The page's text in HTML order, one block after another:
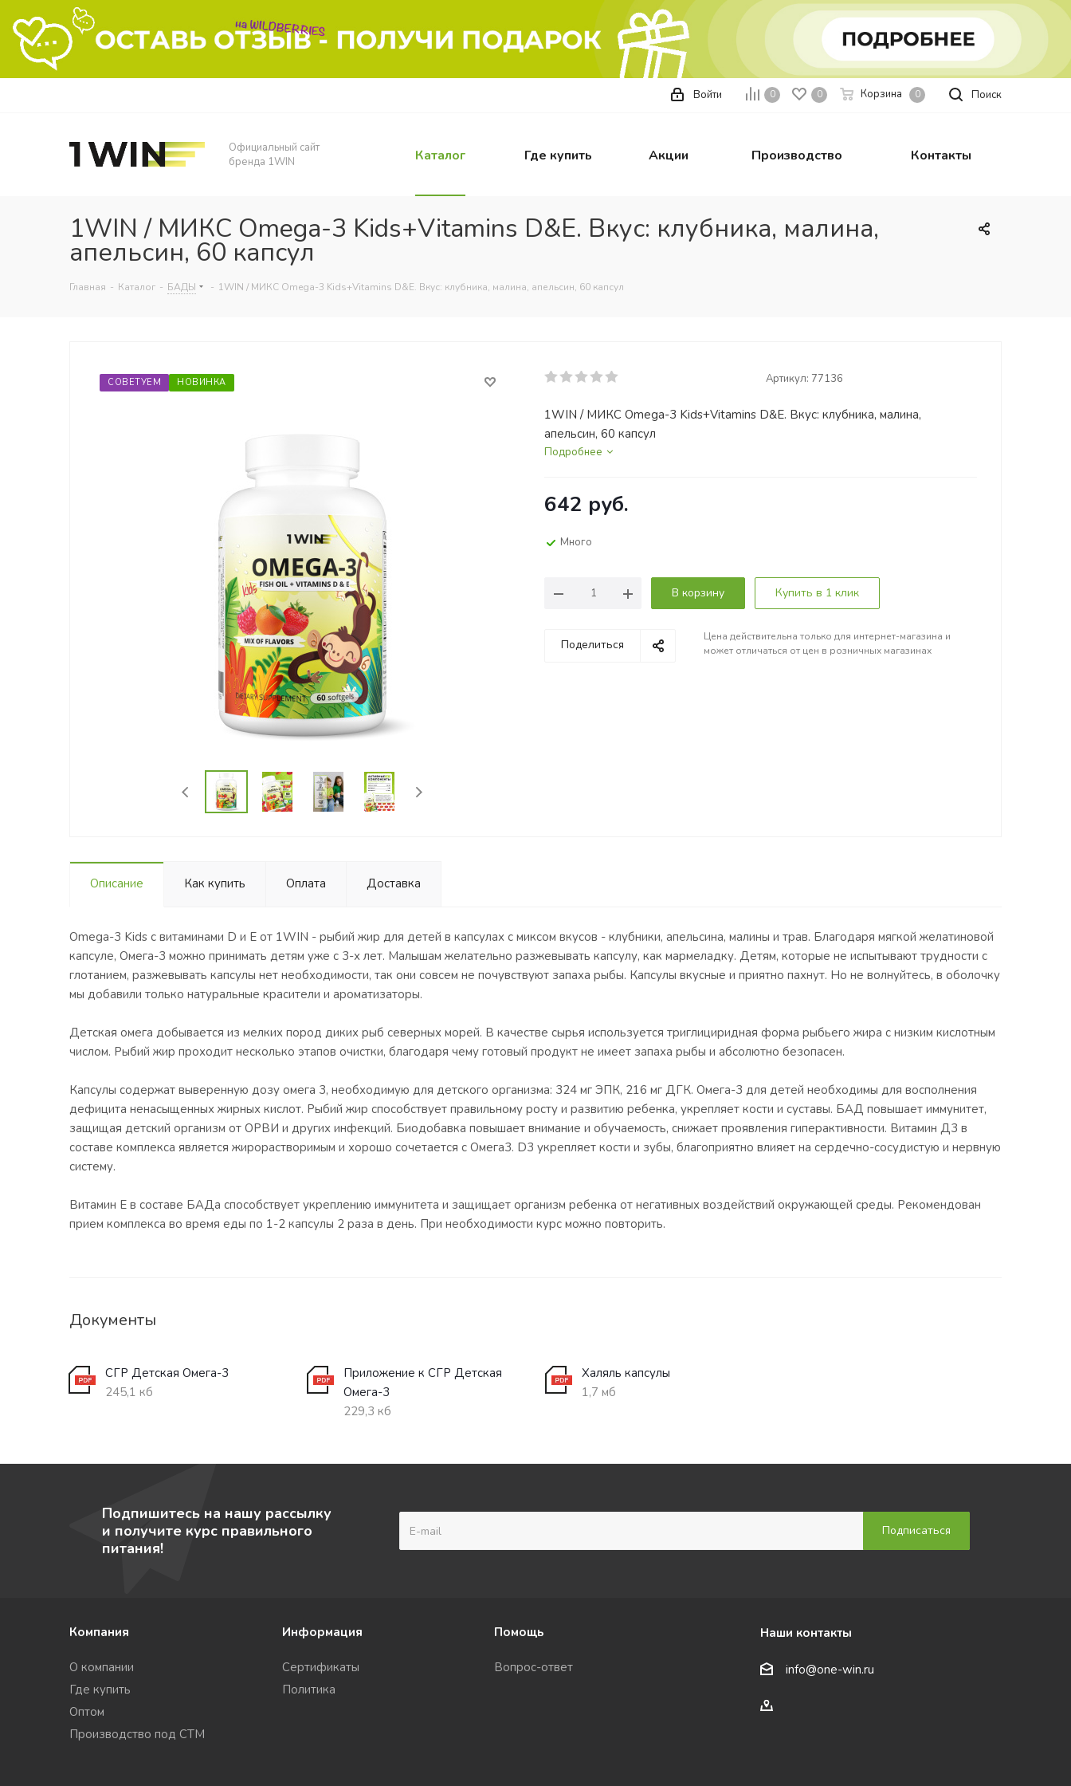
Поиск
0 0 Корзина 0
Войти
Официальный сайт
бренда 1WIN
Каталог Где купить Акции Производство Контакты
1WIN / МИКС Omega-3 Kids+Vitamins D&E. Вкус: клубника, малина,
апельсин, 60 капсул
Главная - Каталог - БАДЫ - 1WIN / МИКС Omega-3 Kids+Vitamins D&E. Вкус: клубника, малина, апельсин, 60 капсул
СОВЕТУЕМ НОВИНКА Артикул: 77136
1WIN / МИКС Omega-3 Kids+Vitamins D&E. Вкус: клубника, малина,
апельсин, 60 капсул
Подробнее
642 руб.
Много
В корзину Купить в 1 клик
Поделиться
Цена действительна только для интернет-магазина и
может отличаться от цен в розничных магазинах
Описание Как купить Оплата Доставка
Omega-3 Kids с витаминами D и E от 1WIN - рыбий жир для детей в капсулах с миксом вкусов - клубники, апельсина, малины и трав. Благодаря мягкой желатиновой
капсуле, Омега-3 можно принимать детям уже с 3-х лет. Малышам желательно разжевывать капсулу, как мармеладку. Детям, которые не испытывают трудности с
глотанием, разжевывать капсулы нет необходимости, так они совсем не почувствуют запаха рыбы. Капсулы вкусные и приятно пахнут. Но не волнуйтесь, в оболочку
мы добавили только натуральные красители и ароматизаторы.
Детская омега добывается из мелких пород диких рыб северных морей. В качестве сырья используется триглициридная форма рыбьего жира с низким кислотным
числом. Рыбий жир проходит несколько этапов очистки, благодаря чему готовый продукт не имеет запаха рыбы и абсолютно безопасен.
Капсулы содержат выверенную дозу омега 3, необходимую для детского организма: 324 мг ЭПК, 216 мг ДГК. Омега-3 для детей необходимы для восполнения
дефицита ненасыщенных жирных кислот. Рыбий жир способствует правильному росту и развитию ребенка, укрепляет кости и суставы. БАД повышает иммунитет,
защищая детский организм от ОРВИ и других инфекций. Биодобавка повышает внимание и обучаемость, снижает проявления гиперактивности. Витамин Д3 в
составе комплекса является жирорастворимым и хорошо сочетается с Омега3. D3 укрепляет кости и зубы, благоприятно влияет на сердечно-сосудистую и нервную
систему.
Витамин Е в составе БАДа способствует укреплению иммунитета и защищает организм ребенка от негативных воздействий окружающей среды. Рекомендован
прием комплекса во время еды по 1-2 капсулы 2 раза в день. При необходимости курс можно повторить.
Документы
СГР Детская Омега-3
245,1 кб
Приложение к СГР Детская
Омега-3
229,3 кб
Халяль капсулы
1,7 мб
Подпишитесь на нашу рассылку
и получите курс правильного
питания!
Компания
О компании
Где купить
Оптом
Производство под СТМ
Информация
Сертификаты
Политика
Помощь
Вопрос-ответ
Наши контакты
info@one-win.ru